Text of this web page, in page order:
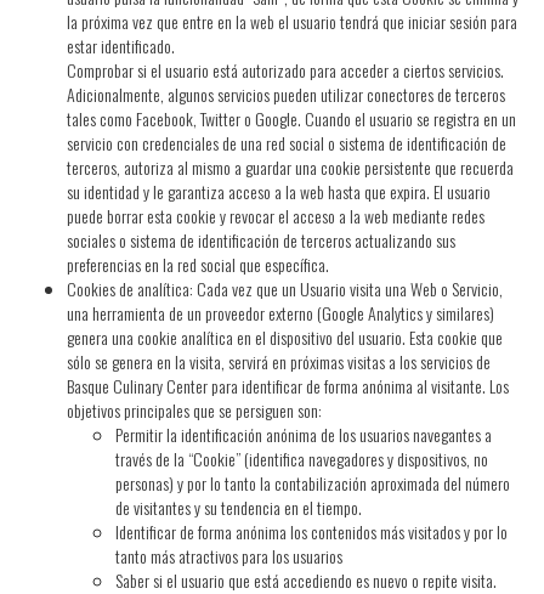
la próxima vez que entre en la web el usuario tendrá que iniciar sesión para
estar identificado.
Comprobar si el usuario está autorizado para acceder a ciertos servicios.
Adicionalmente, algunos servicios pueden utilizar conectores de terceros
tales como Facebook, Twitter o Google. Cuando el usuario se registra en un
servicio con credenciales de una red social o sistema de identificación de
terceros, autoriza al mismo a guardar una cookie persistente que recuerda
su identidad y le garantiza acceso a la web hasta que expira. El usuario
puede borrar esta cookie y revocar el acceso a la web mediante redes
sociales o sistema de identificación de terceros actualizando sus
preferencias en la red social que específica.
Cookies de analítica: Cada vez que un Usuario visita una Web o Servicio,
una herramienta de un proveedor externo (Google Analytics y similares)
genera una cookie analítica en el dispositivo del usuario. Esta cookie que
sólo se genera en la visita, servirá en próximas visitas a los servicios de
Basque Culinary Center para identificar de forma anónima al visitante. Los
objetivos principales que se persiguen son:
Permitir la identificación anónima de los usuarios navegantes a
través de la “Cookie” (identifica navegadores y dispositivos, no
personas) y por lo tanto la contabilización aproximada del número
de visitantes y su tendencia en el tiempo.
Identificar de forma anónima los contenidos más visitados y por lo
tanto más atractivos para los usuarios
Saber si el usuario que está accediendo es nuevo o repite visita.